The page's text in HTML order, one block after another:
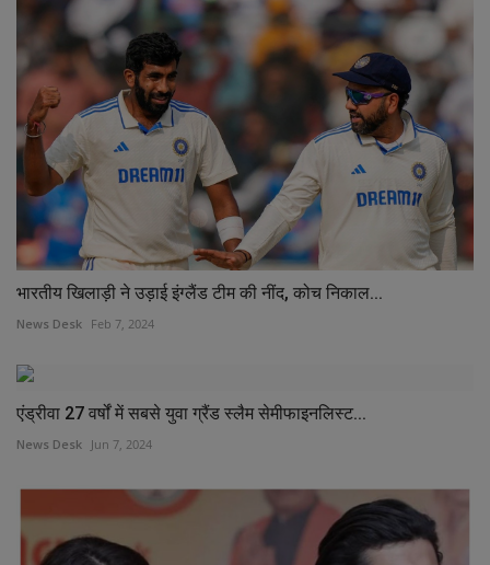
भारतीय खिलाड़ी ने उड़ाई इंग्लैंड टीम की नींद, कोच निकाल...
News Desk Feb 7, 2024
एंड्रीवा 27 वर्षों में सबसे युवा ग्रैंड स्लैम सेमीफाइनलिस्ट...
News Desk Jun 7, 2024